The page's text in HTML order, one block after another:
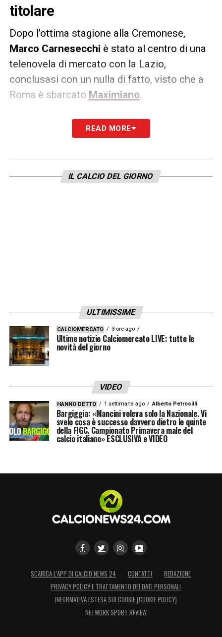
titolare
Dopo l’ottima stagione alla Cremonese,
Marco Carnesecchi è stato al centro di una
telenovela di mercato con la Lazio,
conclusasi con un nulla di fatto, visto che a
Roma è sbarcato Maximiano.
Secondo quanto riportato dalCorriere di
, l’Atalanta dovrà trovargli una
Rimane l’opzione delprestito.
READ MORE
IL CALCIO DEL GIORNO
ULTIMISSIME
CALCIOMERCATO 3 ore ago
Ultime notizie Calciomercato LIVE: tutte le
novità del giorno
VIDEO
HANNO DETTO 1 settimana ago Alberto Petrosilli
Bargiggia: «Mancini voleva solo la Nazionale. Vi
svelo cosa è successo davvero dietro le quinte
della FIGC. Campionato Primavera male del
calcio italiano» ESCLUSIVA e VIDEO
SCARICA L’APP DI CALCIO NEWS 24 CONTATTI
REDAZIONE
PRIVACY POLICY E TRATTAMENTO DEI DATI PERSONALI
INFORMATIVA ESTESA SUI COOKIE (COOKIE POLICY)
NETWORK SPORT REVIEW